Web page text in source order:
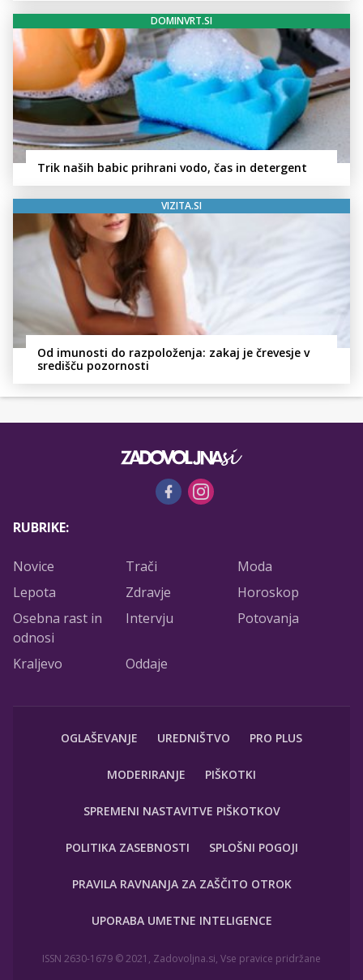
DOMINVRT.SI
Trik naših babic prihrani vodo, čas in detergent
VIZITA.SI
Od imunosti do razpoloženja: zakaj je črevesje v
središču pozornosti
RUBRIKE:
Novice Trači
Moda
Lepota
Zdravje
Horoskop
Osebna rast in
odnosi
Intervju Potovanja
Kraljevo Oddaje
OGLAŠEVANJE UREDNIŠTVO PRO PLUS
MODERIRANJE PIŠKOTKI
SPREMENI NASTAVITVE PIŠKOTKOV
POLITIKA ZASEBNOSTI SPLOŠNI POGOJI
PRAVILA RAVNANJA ZA ZAŠČITO OTROK
UPORABA UMETNE INTELIGENCE
ISSN 2630-1679 © 2021, Zadovoljna.si, Vse pravice pridržane